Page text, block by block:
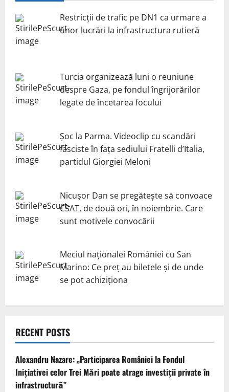
Restricții de trafic pe DN1 ca urmare a
unor lucrări la infrastructura rutieră
Turcia organizează luni o reuniune
despre Gaza, pe fondul îngrijorărilor
legate de încetarea focului
Șoc la Parma. Videoclip cu scandări
fasciste în fața sediului Fratelli d’Italia,
partidul Giorgiei Meloni
Nicuşor Dan se pregăteşte să convoace
CSAT, de două ori, în noiembrie. Care
sunt motivele convocării
Meciul naționalei României cu San
Marino: Ce preț au biletele și de unde
se pot achiziționa
RECENT POSTS
Alexandru Nazare: „Participarea României la Fondul
Inițiativei celor Trei Mări poate atrage investiții private în
infrastructură”